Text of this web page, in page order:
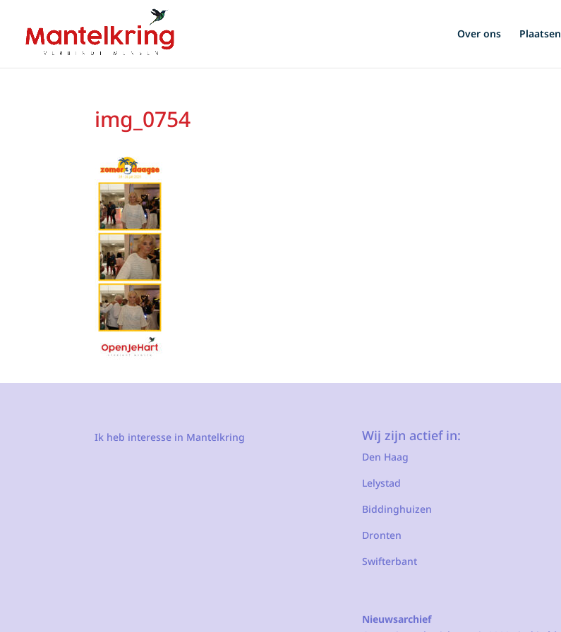
Over ons Plaatsen
img_0754
Ik heb interesse in Mantelkring Wij zijn actief in:
Den Haag
Lelystad
Biddinghuizen
Dronten
Swifterbant
Nieuwsarchief